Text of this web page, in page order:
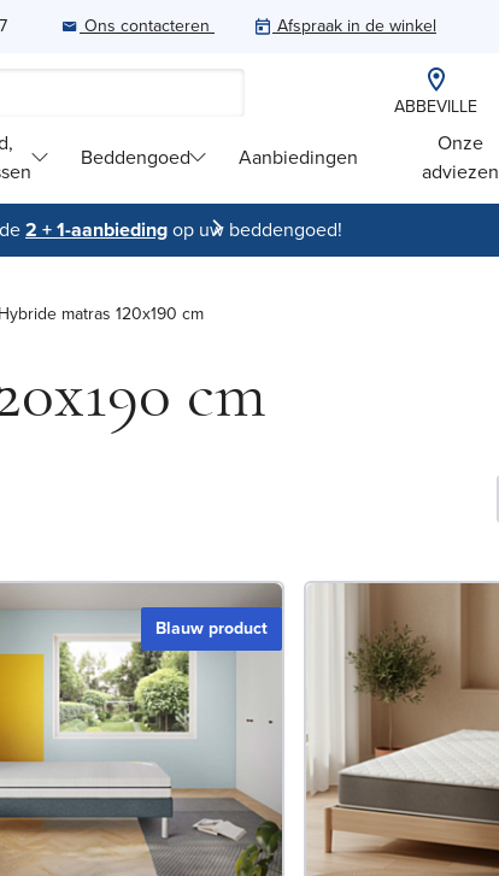
Ons contacteren Afspraak in de winkel
ABBEVILLE
Beddengoed Aanbiedingen
Onze
adviezen
2 + 1-aanbiedingop uw beddengoed!
Hybride matras 120x190 cm
cm
Blauw product